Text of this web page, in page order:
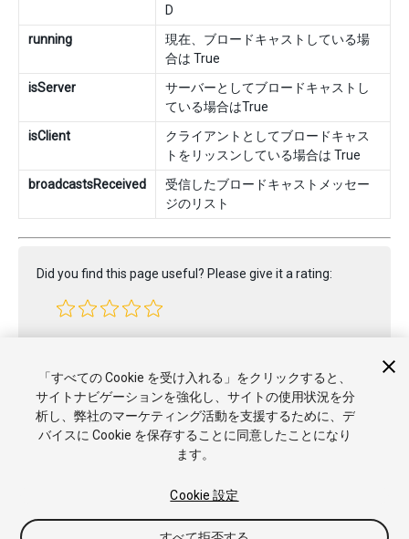
D
running
現在、ブロードキャストしている場
合は True
isServer
サーバーとしてブロードキャストし
ている場合はTrue
isClient
クライアントとしてブロードキャス
トをリッスンしている場合は True
broadcastsReceived
受信したブロードキャストメッセー
ジのリスト
Did you find this page useful? Please give it a rating:
Copyright © 2020 Unity Technologies. Publication 2019.4
「すべての Cookie を受け入れる」をクリックすると、
サイトナビゲーションを強化し、サイトの使用状況を分
析し、弊社のマーケティング活動を支援するために、デ
バイスに Cookie を保存することに同意したことになり
ます。
Cookie 設定